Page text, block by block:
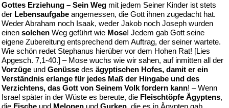
Gottes Erziehung – Sein Weg mit jedem Seiner Kinder ist stets
der Lebensaufgabe angemessen, die Gott ihnen zugedacht hat.
Weder Abraham noch Isaak, weder Jakob noch Joseph wurden
einen solchen Weg geführt wie Mose! Jedem gab Gott seine
eigene Zubereitung entsprechend dem Auftrag, der seiner wartete.
Wie schön redet Stephanus hierüber vor dem Hohen Rat! [Lies
Apgesch. 7,1-40.] – Mose wuchs wie wir sahen, auf inmitten all der
Vorzüge und Genüsse des ägyptischen Hofes, damit er ein
Verständnis erlange für jedes Maß der Hingabe und des
Verzichtens, das Gott von Seinem Volk fordern kann! – Wenn
Israel später in der Wüste es bereute, die Fleischtöpfe Ägyptens,
die Fische und Melonen und Gurken, die es in Ägypten gab,